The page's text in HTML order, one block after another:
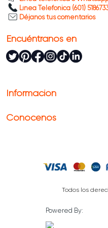
diseño, seguridad y
acompañarte en cada
Información
Conócenos
Línea Telefónica (601)
Déjanos tus comentarios
Encuéntranos en
Todos los
Powered By: